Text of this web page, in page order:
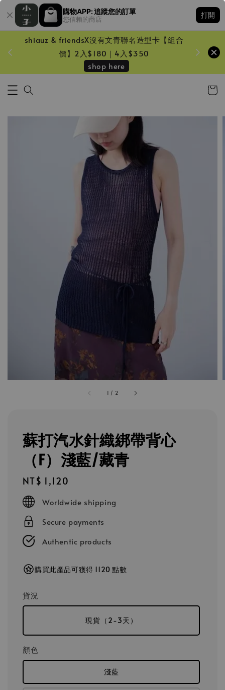
購物APP: 追蹤您的訂單
您信賴的商店
打開
shiauz & friendsX沒有文青聯名造型卡【組合
價】2入$180｜4入$350
shop here
1 / 2
蘇打汽水針織綁帶背心
（F）淺藍/藏青
Regular
price
NT$ 1,120
Worldwide shipping
Secure payments
Authentic products
購買此產品可獲得 1120 點數
貨況
現貨（2-3天）
顏色
淺藍